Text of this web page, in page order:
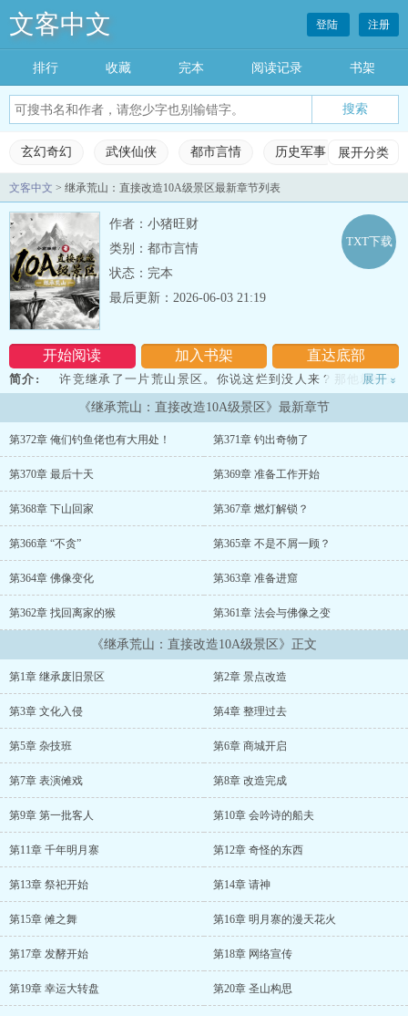
文客中文 登陆 注册
排行 收藏 完本 阅读记录 书架
玄幻奇幻 武侠仙侠 都市言情 历史军事 科幻灵
展开分类
玄幻奇幻 武侠仙侠 都市言情
科幻灵异 网游竞技 完本小说
排行榜 收藏榜单
文客中文 > 继承荒山：直接改造10A级景区最新章节列表
作者：小猪旺财
类别：都市言情
状态：完本
开始阅读 加入书架 直达底部
TXT下载
最后更新：2026-06-03 21:19
简介:
许竞继承了一片荒山景区。你说这烂到没人来？那他就给这
改造成10A级的！生灵神山，湖底遗迹，朝圣之地……无数人涌入这
片名不见经传的小城，看着头顶的浮空岛懵了……你说这就是个景
区？...
展开 »
《继承荒山：直接改造10A级景区》最新章节
第372章 俺们钓鱼佬也有大用处！ 第371章 钓出奇物了
第370章 最后十天 第369章 准备工作开始
第368章 下山回家 第367章 燃灯解锁？
第366章 “不贪” 第365章 不是不屑一顾？
第364章 佛像变化 第363章 准备进窟
第362章 找回离家的猴 第361章 法会与佛像之变
《继承荒山：直接改造10A级景区》正文
第1章 继承废旧景区 第2章 景点改造
第3章 文化入侵 第4章 整理过去
第5章 杂技班 第6章 商城开启
第7章 表演傩戏 第8章 改造完成
第9章 第一批客人 第10章 会吟诗的船夫
第11章 千年明月寨 第12章 奇怪的东西
第13章 祭祀开始 第14章 请神
第15章 傩之舞 第16章 明月寨的漫天花火
第17章 发酵开始 第18章 网络宣传
第19章 幸运大转盘 第20章 圣山构思